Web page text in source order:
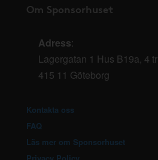
Om Sponsorhuset
Adress:
Lagergatan 1 Hus B19a, 4 tr
415 11 Göteborg
Kontakta oss
FAQ
Läs mer om Sponsorhuset
Privacy Policy